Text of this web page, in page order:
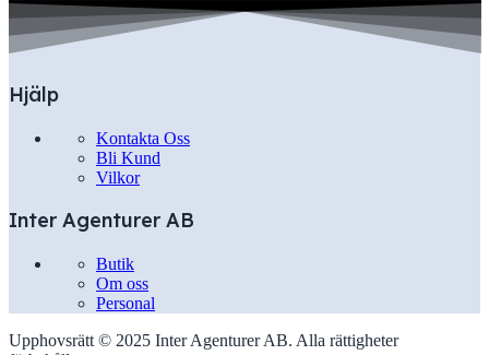
Hjälp
Kontakta Oss
Bli Kund
Vilkor
Inter Agenturer AB
Butik
Om oss
Personal
Upphovsrätt © 2025 Inter Agenturer AB. Alla rättigheter